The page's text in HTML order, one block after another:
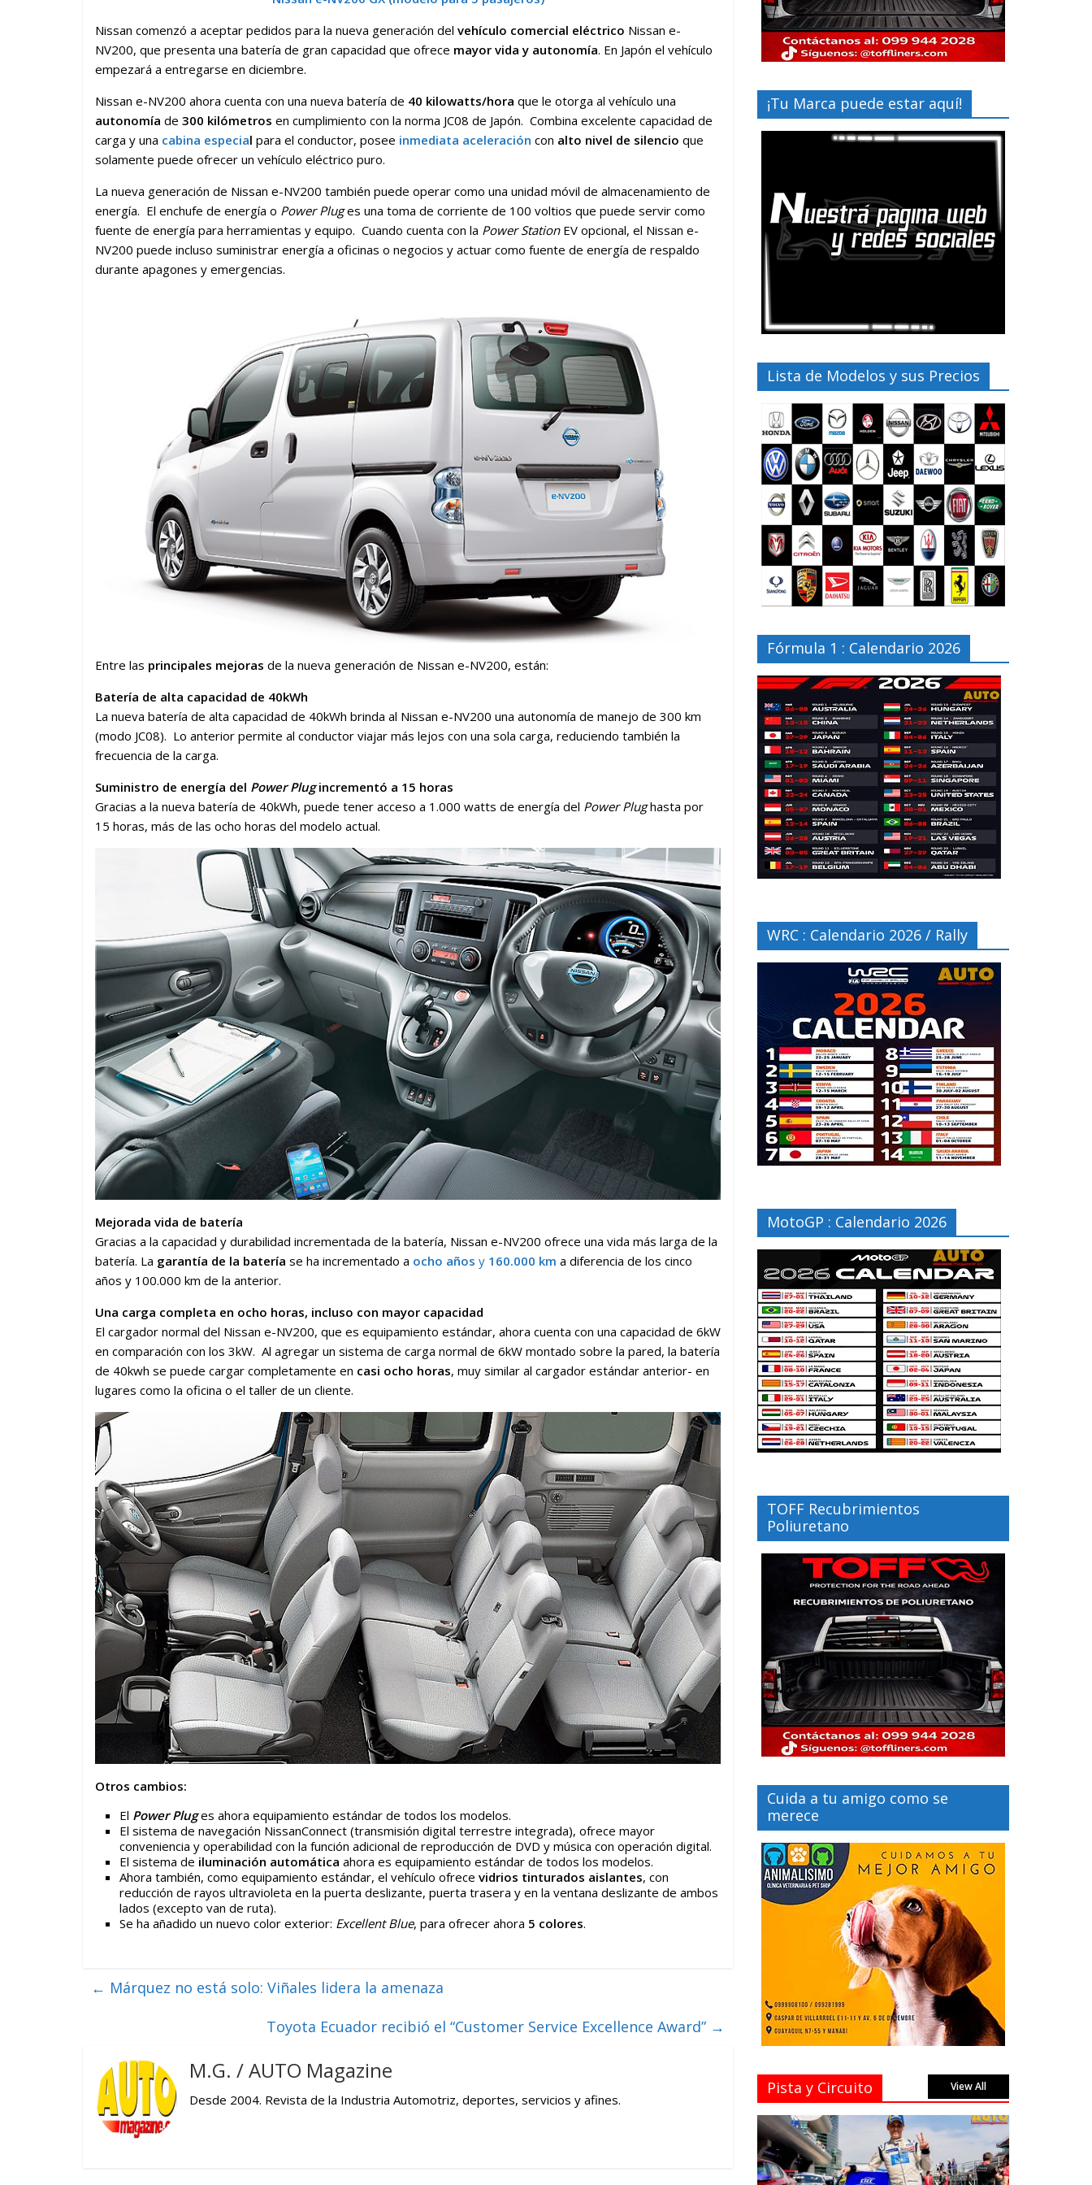
Nissan comenzó a aceptar pedidos para la nueva generación del vehículo comercial eléctrico Nissan e-
NV200, que presenta una batería de gran capacidad que ofrece mayor vida y autonomía. En Japón el vehículo
empezará a entregarse en diciembre.
Nissan e-NV200 ahora cuenta con una nueva batería de 40 kilowatts/hora que le otorga al vehículo una
autonomía de 300 kilómetros en cumplimiento con la norma JC08 de Japón. Combina excelente capacidad de
carga y una cabina especial para el conductor, posee inmediata aceleración con alto nivel de silencio que
solamente puede ofrecer un vehículo eléctrico puro.
La nueva generación de Nissan e-NV200 también puede operar como una unidad móvil de almacenamiento de
energía. El enchufe de energía o Power Pluges una toma de corriente de 100 voltios que puede servir como
fuente de energía para herramientas y equipo. Cuando cuenta con la Power StationEV opcional, el Nissan e-
NV200 puede incluso suministrar energía a oficinas o negocios y actuar como fuente de energía de respaldo
durante apagones y emergencias.
Entre las principales mejoras de la nueva generación de Nissan e-NV200, están:
Batería de alta capacidad de 40kWh
La nueva batería de alta capacidad de 40kWh brinda al Nissan e-NV200 una autonomía de manejo de 300 km
(modo JC08). Lo anterior permite al conductor viajar más lejos con una sola carga, reduciendo también la
frecuencia de la carga.
Suministro de energía del Power Plugincrementó a 15 horas
Gracias a la nueva batería de 40kWh, puede tener acceso a 1.000 watts de energía del Power Plughasta por
15 horas, más de las ocho horas del modelo actual.
Mejorada vida de batería
Gracias a la capacidad y durabilidad incrementada de la batería, Nissan e-NV200 ofrece una vida más larga de la
batería. La garantía de la batería se ha incrementado a ocho años y 160.000 km a diferencia de los cinco
años y 100.000 km de la anterior.
Una carga completa en ocho horas, incluso con mayor capacidad
El cargador normal del Nissan e-NV200, que es equipamiento estándar, ahora cuenta con una capacidad de 6kW
en comparación con los 3kW. Al agregar un sistema de carga normal de 6kW montado sobre la pared, la batería
de 40kwh se puede cargar completamente en casi ocho horas, muy similar al cargador estándar anterior- en
lugares como la oficina o el taller de un cliente.
Otros cambios:
El Power Pluges ahora equipamiento estándar de todos los modelos.
El sistema de navegación NissanConnect (transmisión digital terrestre integrada), ofrece mayor
conveniencia y operabilidad con la función adicional de reproducción de DVD y música con operación digital.
El sistema de iluminación automática ahora es equipamiento estándar de todos los modelos.
Ahora también, como equipamiento estándar, el vehículo ofrece vidrios tinturados aislantes, con
reducción de rayos ultravioleta en la puerta deslizante, puerta trasera y en la ventana deslizante de ambos
lados (excepto van de ruta).
Se ha añadido un nuevo color exterior: Excellent Blue, para ofrecer ahora 5 colores.
← Márquez no está solo: Viñales lidera la amenaza
Toyota Ecuador recibió el “Customer Service Excellence Award” →
M.G. / AUTO Magazine
Desde 2004. Revista de la Industria Automotriz, deportes, servicios y afines.
¡Tu Marca puede estar aquí!
Lista de Modelos y sus Precios
Fórmula 1 : Calendario 2026
WRC : Calendario 2026 / Rally
MotoGP : Calendario 2026
TOFF Recubrimientos
Poliuretano
Cuida a tu amigo como se
merece
Pista y Circuito View All